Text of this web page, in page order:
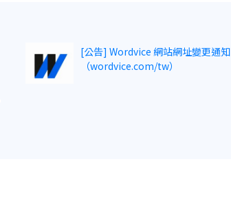
[公告] Wordvice 網站網址變更通知
（wordvice.com/tw）